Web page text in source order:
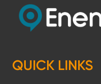
QUICK LINKS